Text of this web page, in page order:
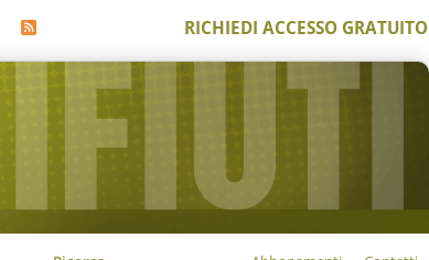
RICHIEDI ACCESSO GRATUITO